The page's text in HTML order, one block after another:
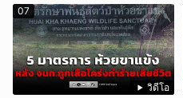
วิดีโอ
07